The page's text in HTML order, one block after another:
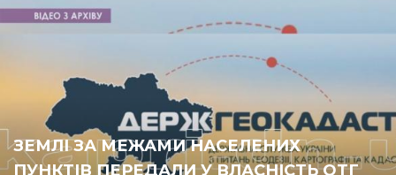
ЗЕМЛІ ЗА МЕЖАМИ НАСЕЛЕНИХ
ПУНКТІВ ПЕРЕДАЛИ У ВЛАСНІСТЬ ОТГ